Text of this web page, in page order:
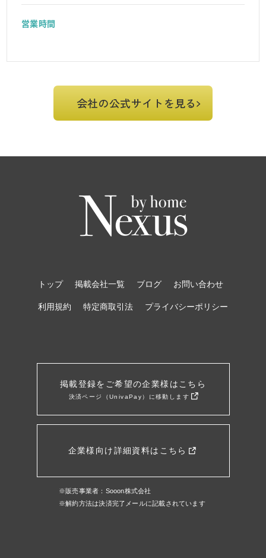
営業時間
会社の公式サイトを見る
トップ 掲載会社一覧 ブログ お問い合わせ
利用規約 特定商取引法 プライバシーポリシー
掲載登録をご希望の企業様はこちら
決済ページ（UnivaPay）に移動します
企業様向け詳細資料はこちら
※販売事業者：Sooon株式会社
※解約方法は決済完了メールに記載されています